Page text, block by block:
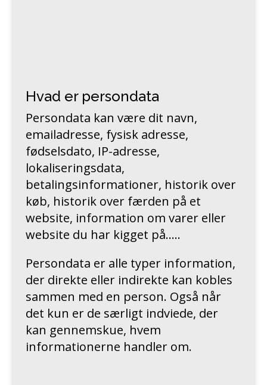
Hvad er persondata
Persondata kan være dit navn,
emailadresse, fysisk adresse,
fødselsdato, IP-adresse,
lokaliseringsdata,
betalingsinformationer, historik over
køb, historik over færden på et
website, information om varer eller
website du har kigget på…..
Persondata er alle typer information,
der direkte eller indirekte kan kobles
sammen med en person. Også når
det kun er de særligt indviede, der
kan gennemskue, hvem
informationerne handler om.